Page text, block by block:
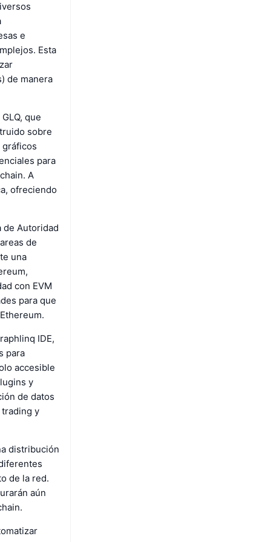
e
Esta
de manera
que
sobre
gráficos
para
A
ofreciendo
de Autoridad
de
una
con EVM
para que
IDE,
para
accesible
y
de datos
y
distribución
de la red.
aún